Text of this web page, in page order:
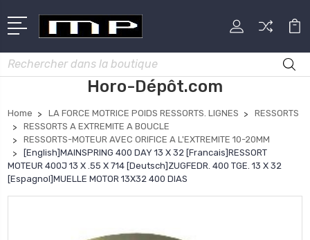
Rechercher
Horo-Dépôt.com
Home LA FORCE MOTRICE POIDS RESSORTS. LIGNES
RESSORTS
RESSORTS A EXTREMITE A BOUCLE
RESSORTS-MOTEUR AVEC ORIFICE A L'EXTREMITE 10-20MM
[English]MAINSPRING 400 DAY 13 X 32 [Francais]RESSORT
MOTEUR 400J 13 X .55 X 714 [Deutsch]ZUGFEDR. 400 TGE. 13 X 32
[Espagnol]MUELLE MOTOR 13X32 400 DIAS